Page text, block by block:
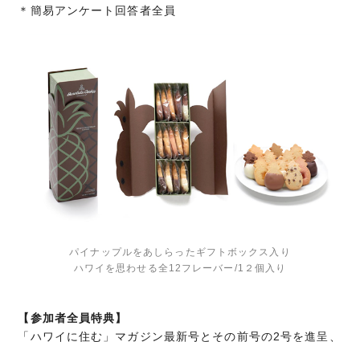
＊簡易アンケート回答者全員
パイナップルをあしらったギフトボックス入り
ハワイを思わせる全12フレーバー/1２個入り
【参加者全員特典】
「ハワイに住む」マガジン最新号とその前号の2号を進呈、